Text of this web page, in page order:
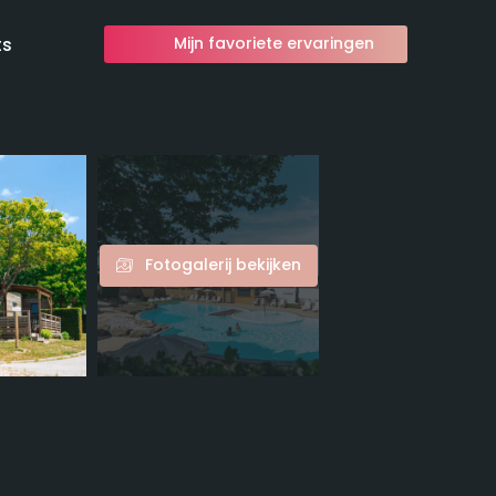
Mijn favoriete ervaringen
Fotogalerij bekijken